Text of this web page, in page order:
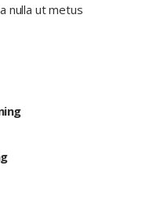
nulla ut metus